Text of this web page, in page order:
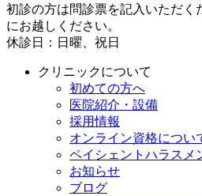
初診の方は問診票を記入いただく
にお越しください。
休診日：日曜、祝日
クリニックについて
初めての方へ
医院紹介・設備
採用情報
オンライン資格につい
ペイシェントハラスメ
お知らせ
ブログ